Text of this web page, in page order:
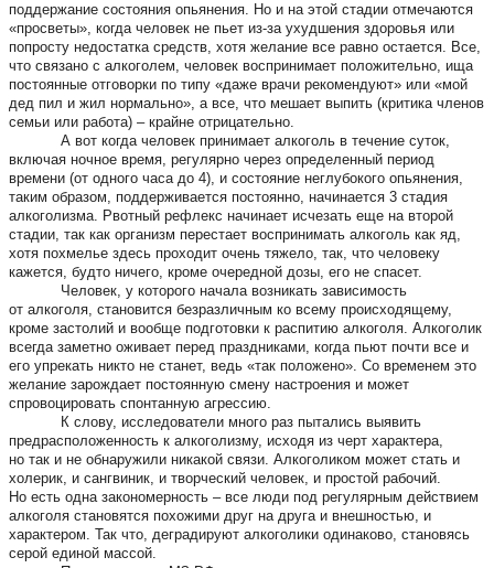
поддержание состояния опьянения. Но и на этой стадии отмечаются
«просветы», когда человек не пьет из-за ухудшения здоровья или
попросту недостатка средств, хотя желание все равно остается. Все,
что связано с алкоголем, человек воспринимает положительно, ища
постоянные отговорки по типу «даже врачи рекомендуют» или «мой
дед пил и жил нормально», а все, что мешает выпить (критика членов
семьи или работа) – крайне отрицательно.
А вот когда человек принимает алкоголь в течение суток,
включая ночное время, регулярно через определенный период
времени (от одного часа до 4), и состояние неглубокого опьянения,
таким образом, поддерживается постоянно, начинается 3 стадия
алкоголизма. Рвотный рефлекс начинает исчезать еще на второй
стадии, так как организм перестает воспринимать алкоголь как яд,
хотя похмелье здесь проходит очень тяжело, так, что человеку
кажется, будто ничего, кроме очередной дозы, его не спасет.
Человек, у которого начала возникать зависимость
от алкоголя, становится безразличным ко всему происходящему,
кроме застолий и вообще подготовки к распитию алкоголя. Алкоголик
всегда заметно оживает перед праздниками, когда пьют почти все и
его упрекать никто не станет, ведь «так положено». Со временем это
желание зарождает постоянную смену настроения и может
спровоцировать спонтанную агрессию.
К слову, исследователи много раз пытались выявить
предрасположенность к алкоголизму, исходя из черт характера,
но так и не обнаружили никакой связи. Алкоголиком может стать и
холерик, и сангвиник, и творческий человек, и простой рабочий.
Но есть одна закономерность – все люди под регулярным действием
алкоголя становятся похожими друг на друга и внешностью, и
характером. Так что, деградируют алкоголики одинаково, становясь
серой единой массой.